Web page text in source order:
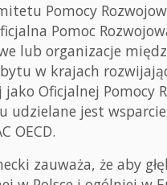
Pomocy
Pomoc
lub organizacje
w krajach
jako Oficjalnej
udzielane jest
OECD.
zauważa, że aby